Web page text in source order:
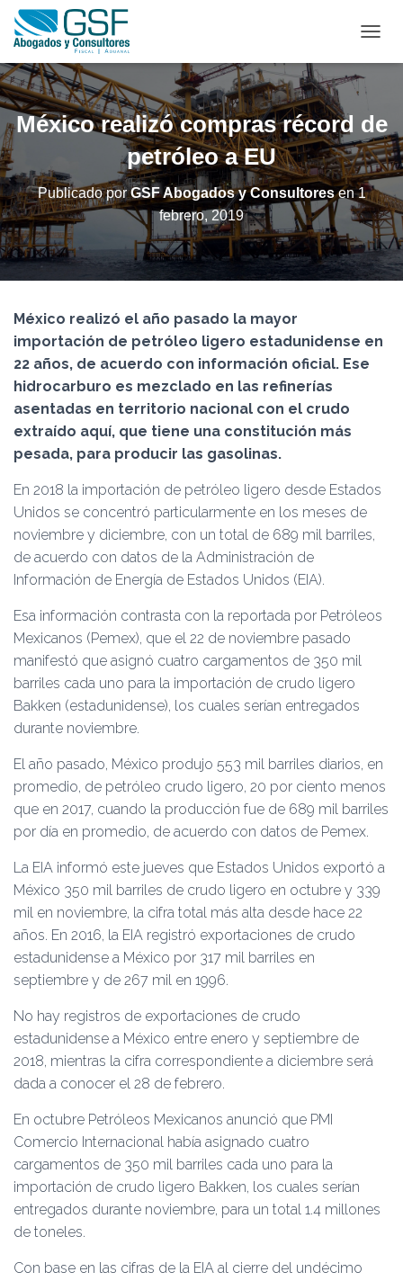
A
I
A
R
M
O
D
O
D
E
A
G
México realizó compras récord de
petróleo a EU
Publicado porGSF Abogados y Consultoresen1
febrero, 2019
México realizó el año pasado la mayor
importación de petróleo ligero estadunidense en
22 años, de acuerdo con información oficial. Ese
hidrocarburo es mezclado en las refinerías
asentadas en territorio nacional con el crudo
extraído aquí, que tiene una constitución más
pesada, para producir las gasolinas.
En 2018 la importación de petróleo ligero desde Estados
Unidos se concentró particularmente en los meses de
noviembre y diciembre, con un total de 689 mil barriles,
de acuerdo con datos de la Administración de
Información de Energía de Estados Unidos (EIA).
Esa información contrasta con la reportada por Petróleos
Mexicanos (Pemex), que el 22 de noviembre pasado
manifestó que asignó cuatro cargamentos de 350 mil
barriles cada uno para la importación de crudo ligero
Bakken (estadunidense), los cuales serían entregados
durante noviembre.
El año pasado, México produjo 553 mil barriles diarios, en
promedio, de petróleo crudo ligero, 20 por ciento menos
que en 2017, cuando la producción fue de 689 mil barriles
por día en promedio, de acuerdo con datos de Pemex.
La EIA informó este jueves que Estados Unidos exportó a
México 350 mil barriles de crudo ligero en octubre y 339
mil en noviembre, la cifra total más alta desde hace 22
años. En 2016, la EIA registró exportaciones de crudo
estadunidense a México por 317 mil barriles en
septiembre y de 267 mil en 1996.
No hay registros de exportaciones de crudo
estadunidense a México entre enero y septiembre de
2018, mientras la cifra correspondiente a diciembre será
dada a conocer el 28 de febrero.
En octubre Petróleos Mexicanos anunció que PMI
Comercio Internacional había asignado cuatro
cargamentos de 350 mil barriles cada uno para la
importación de crudo ligero Bakken, los cuales serían
entregados durante noviembre, para un total 1.4 millones
de toneles.
Con base en las cifras de la EIA al cierre del undécimo